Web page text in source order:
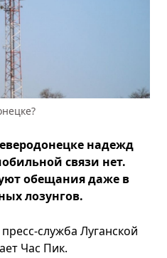
надежд
связи нет.
обещания даже в
лозунгов.
пресс-служба Луганской
Час Пик.